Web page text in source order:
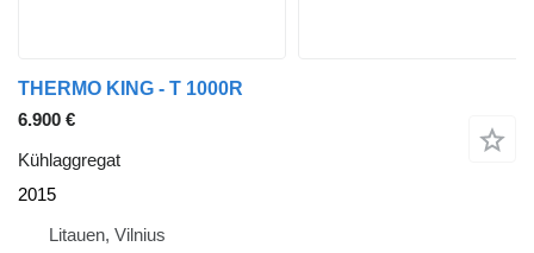
THERMO KING - T 1000R
6.900 €
Kühlaggregat
2015
Litauen, Vilnius